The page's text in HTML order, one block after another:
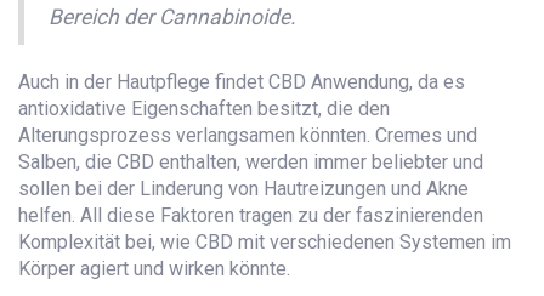
Bereich der Cannabinoide.
Auch in der Hautpflege findet CBD Anwendung, da es
antioxidative Eigenschaften besitzt, die den
Alterungsprozess verlangsamen könnten. Cremes und
Salben, die CBD enthalten, werden immer beliebter und
sollen bei der Linderung von Hautreizungen und Akne
helfen. All diese Faktoren tragen zu der faszinierenden
Komplexität bei, wie CBD mit verschiedenen Systemen im
Körper agiert und wirken könnte.